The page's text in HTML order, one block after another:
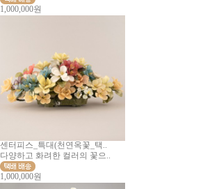
1,000,000원
센터피스_특대(천연옥꽃_택..
다양하고 화려한 컬러의 꽃으..
1,000,000원